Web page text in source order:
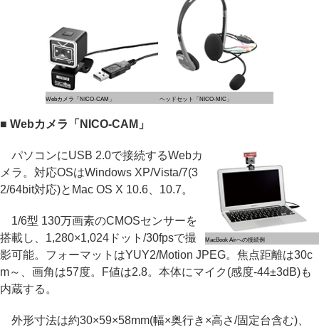
Webカメラ「NICO-CAM」 ヘッドセット「NICO-MIC」
■ Webカメラ「NICO-CAM」
MacBook Airへの接続例
パソコンにUSB 2.0で接続するWebカ
メラ。対応OSはWindows XP/Vista/7(3
2/64bit対応)とMac OS X 10.6、10.7。
1/6型 130万画素のCMOSセンサーを
搭載し、1,280×1,024ドット/30fpsで撮
影可能。フォーマットはYUY2/Motion JPEG。焦点距離は30c
m～、画角は57度。F値は2.8。本体にマイク(感度-44±3dB)も
内蔵する。
外形寸法は約30×59×58mm(幅×奥行き×高さ/固定台含む)、